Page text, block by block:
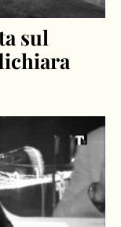
sul